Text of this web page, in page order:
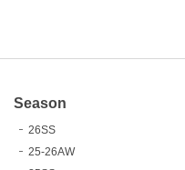
Season
26SS
25-26AW